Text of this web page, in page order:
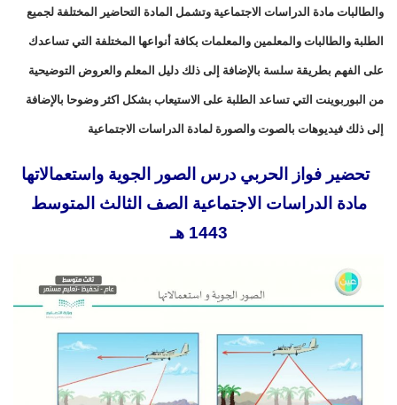
والطالبات مادة الدراسات الاجتماعية وتشمل المادة التحاضير المختلفة لجميع
الطلبة والطالبات والمعلمين والمعلمات بكافة أنواعها المختلفة التي تساعدك
على الفهم بطريقة سلسة بالإضافة إلى ذلك دليل المعلم والعروض التوضيحية
من البوربوينت التي تساعد الطلبة على الاستيعاب بشكل اكثر وضوحا بالإضافة
إلى ذلك فيديوهات بالصوت والصورة لمادة الدراسات الاجتماعية
تحضير فواز الحربي درس الصور الجوية واستعمالاتها
مادة الدراسات الاجتماعية الصف الثالث المتوسط
1443 هـ